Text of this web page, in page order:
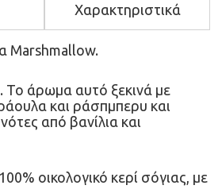
Χαρακτηριστικά
Marshmallow.
Το άρωμα αυτό ξεκινά με
και ράσπμπερυ και
από βανίλια και
οικολογικό κερί σόγιας, με